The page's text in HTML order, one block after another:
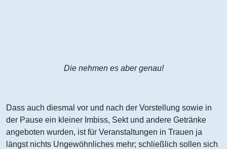
Die nehmen es aber genau!
Dass auch diesmal vor und nach der Vorstellung sowie in
der Pause ein kleiner Imbiss, Sekt und andere Getränke
angeboten wurden, ist für Veranstaltungen in Trauen ja
längst nichts Ungewöhnliches mehr; schließlich sollen sich